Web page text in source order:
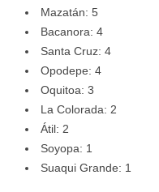
Mazatán: 5
Bacanora: 4
Santa Cruz: 4
Opodepe: 4
Oquitoa: 3
La Colorada: 2
Átil: 2
Soyopa: 1
Suaqui Grande: 1